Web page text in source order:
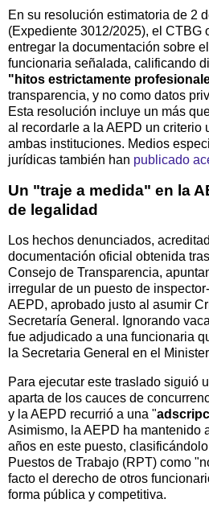
En su resolución estimatoria de 2
(Expediente 3012/2025), el CTBG
entregar la documentación sobre
funcionaria señalada, calificando
"hitos estrictamente
transparencia, y no como datos
Esta resolución incluye un más
al recordarle a la AEPD un criterio
ambas instituciones. Medios
jurídicas también han publicado
Un "traje a medida" en la
de legalidad
Los hechos denunciados,
documentación oficial obtenida
Consejo de Transparencia,
irregular de un puesto de
AEPD, aprobado justo al asumir
Secretaría General. Ignorando
fue adjudicado a una funcionaria
la Secretaria General en el
Para ejecutar este traslado siguió
aparta de los cauces de
y la AEPD recurrió a una "
Asimismo, la AEPD ha mantenido
años en este puesto,
Puestos de Trabajo (RPT) como
facto el derecho de otros
forma pública y competitiva.